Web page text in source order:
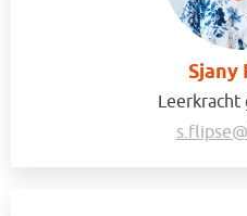
Sjany
Leerkracht